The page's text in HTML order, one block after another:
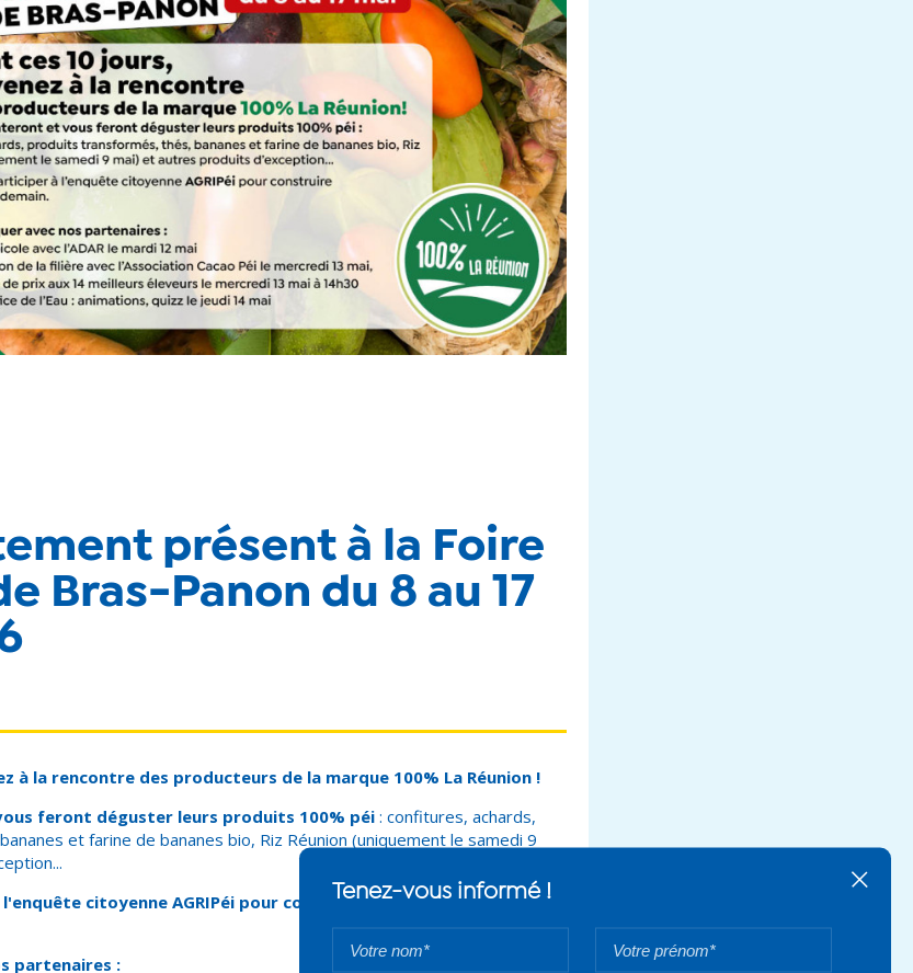
présent à la Foire
Bras-Panon du 8 au 17
à la rencontre des producteurs de la marque 100% La Réunion !
feront déguster leurs produits 100% péi: confitures, achards,
et farine de bananes bio, Riz Réunion (uniquement le samedi 9
citoyenne AGRIPéi pour construire l'agriculture de
partenaires :
Tenez-vous informé !
nom*